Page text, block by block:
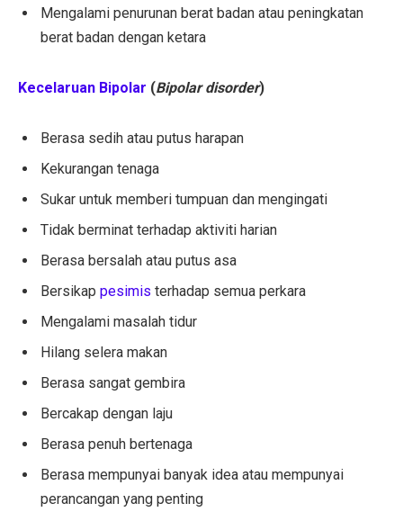
Mengalami penurunan berat badan atau peningkatan
berat badan dengan ketara
Kecelaruan Bipolar (Bipolar disorder)
Berasa sedih atau putus harapan
Kekurangan tenaga
Sukar untuk memberi tumpuan dan mengingati
Tidak berminat terhadap aktiviti harian
Berasa bersalah atau putus asa
Bersikap pesimis terhadap semua perkara
Mengalami masalah tidur
Hilang selera makan
Berasa sangat gembira
Bercakap dengan laju
Berasa penuh bertenaga
Berasa mempunyai banyak idea atau mempunyai
perancangan yang penting